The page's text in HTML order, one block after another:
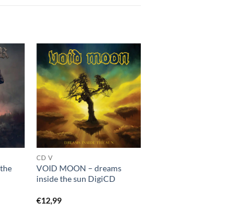
CD V
VOID MOON – dreams
inside the sun DigiCD
€12,99